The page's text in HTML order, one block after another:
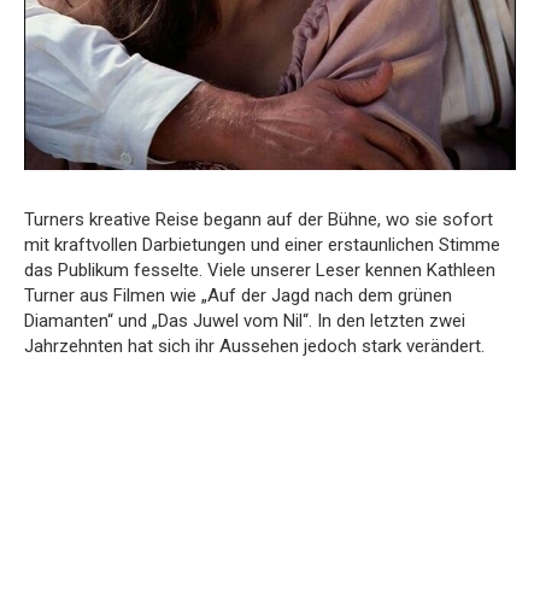
Turners kreative Reise begann auf der Bühne, wo sie sofort
mit kraftvollen Darbietungen und einer erstaunlichen Stimme
das Publikum fesselte. Viele unserer Leser kennen Kathleen
Turner aus Filmen wie „Auf der Jagd nach dem grünen
Diamanten“ und „Das Juwel vom Nil“. In den letzten zwei
Jahrzehnten hat sich ihr Aussehen jedoch stark verändert.